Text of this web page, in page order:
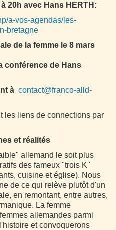
à 20h avec Hans HERTH:
a-vos-agendas/les-
bretagne
de la femme le 8 mars
conférence de Hans
à contact@franco-alld-
les liens de connections par
et réalités
allemand le soit plus
des fameux "trois K"
cuisine et église). Nous
de ce qui relève plutôt d'un
en remontant, entre autres,
La femme
allemandes parmi
et convoquerons